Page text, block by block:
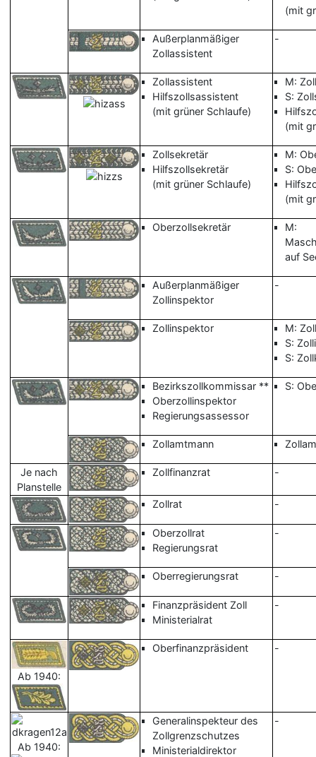
(mit
Außerplanmäßiger
Zollassistent
-
Zollassistent
Hilfszollsassistent
(mit grüner Schlaufe)
M:
S:
(mit
Zollsekretär
Hilfszollsekretär
(mit grüner Schlaufe)
M:
S:
(mit
Oberzollsekretär
M:
auf
Außerplanmäßiger
Zollinspektor
-
Zollinspektor
M:
S:
S:
Bezirkszollkommissar **
Oberzollinspektor
Regierungsassessor
S:
Zollamtmann
Je nach
Planstelle
Zollfinanzrat -
Zollrat -
Oberzollrat
Regierungsrat
-
Oberregierungsrat -
Finanzpräsident Zoll
Ministerialrat
-
Ab 1940:
Oberfinanzpräsident -
Ab 1940:
Generalinspekteur des
Zollgrenzschutzes
Ministerialdirektor
-